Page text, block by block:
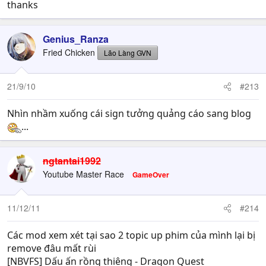
thanks
Genius_Ranza
Fried Chicken Lão Làng GVN
21/9/10 #213
Nhìn nhầm xuống cái sign tưởng quảng cáo sang blog
...
ngtantai1992
Youtube Master Race GameOver
11/12/11 #214
Các mod xem xét tại sao 2 topic up phim của mình lại bị
remove đâu mất rùi
[NBVFS] Dấu ấn rồng thiêng - Dragon Quest